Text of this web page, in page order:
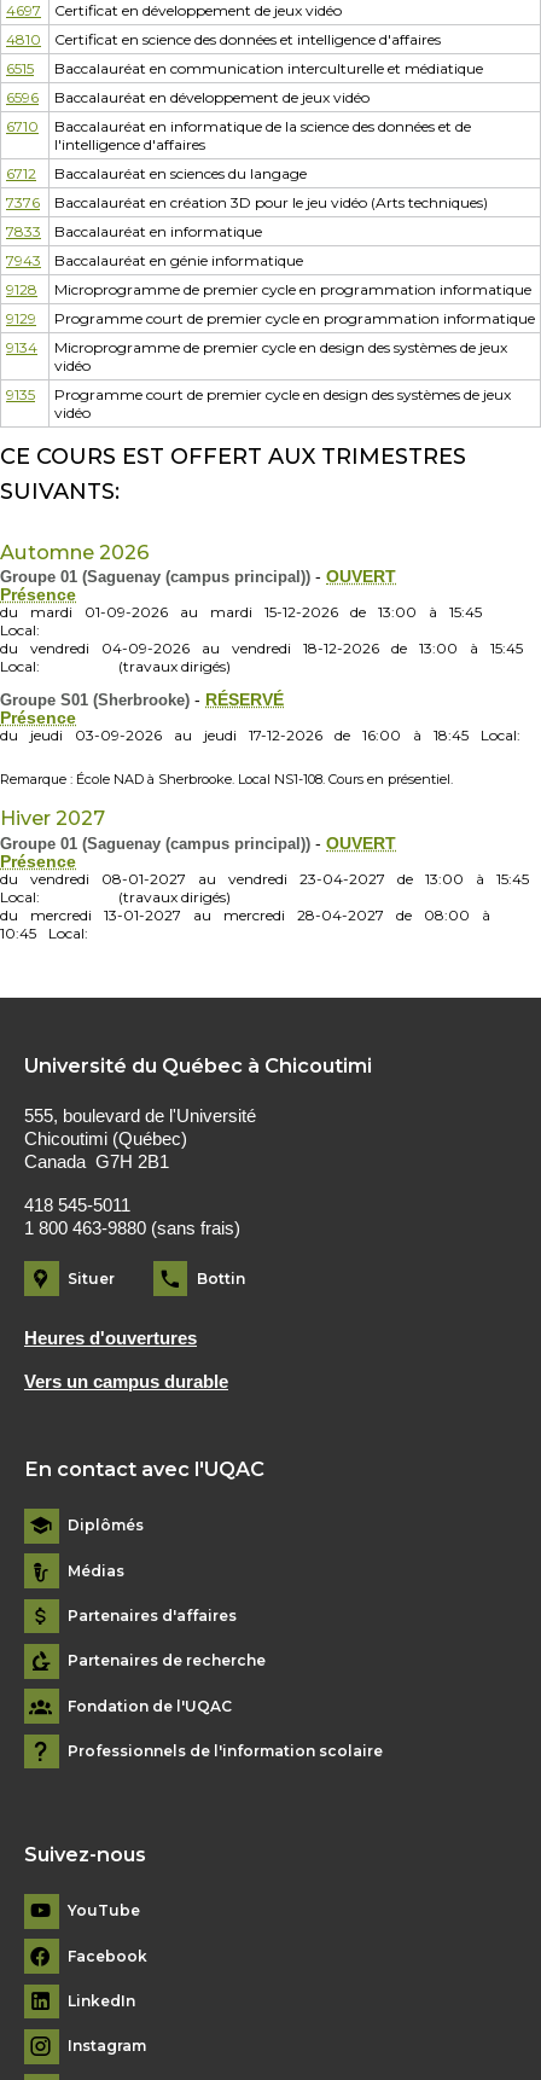
4697
Certificat en développement de jeux vidéo
4810
Certificat en science des données et intelligence d'affaires
6515
Baccalauréat en communication interculturelle et médiatique
6596
Baccalauréat en développement de jeux vidéo
6710
Baccalauréat en informatique de la science des données et de
l'intelligence d'affaires
6712
Baccalauréat en sciences du langage
7376
Baccalauréat en création 3D pour le jeu vidéo (Arts techniques)
7833
Baccalauréat en informatique
7943
Baccalauréat en génie informatique
9128
Microprogramme de premier cycle en programmation informatique
9129
Programme court de premier cycle en programmation informatique
9134
Microprogramme de premier cycle en design des systèmes de jeux
vidéo
9135
Programme court de premier cycle en design des systèmes de jeux
vidéo
CE COURS EST OFFERT AUX TRIMESTRES
SUIVANTS:
Automne 2026
Groupe 01 (Saguenay (campus principal)) - OUVERT
Présence
du
mardi 01-09-2026 au mardi 15-12-2026 de 13:00 à
15:45
Local:
du
vendredi 04-09-2026 au vendredi 18-12-2026 de 13:00 à
15:45
Local:
(travaux dirigés)
Groupe S01 (Sherbrooke) - RÉSERVÉ
Présence
du
jeudi 03-09-2026 au jeudi 17-12-2026 de 16:00 à 18:45 Local:
Remarque : École NAD à Sherbrooke. Local NS1-108. Cours en présentiel.
Hiver 2027
Groupe 01 (Saguenay (campus principal)) - OUVERT
Présence
du
vendredi 08-01-2027 au vendredi 23-04-2027 de 13:00 à
15:45
Local:
(travaux dirigés)
du
mercredi 13-01-2027 au mercredi 28-04-2027 de 08:00
à
10:45
Local:
Université du Québec à Chicoutimi
555, boulevard de l'Université
Chicoutimi (Québec)
Canada G7H 2B1
418 545-5011
1 800 463-9880 (sans frais)
Situer Bottin
Heures d'ouvertures
Vers un campus durable
En contact avec l'UQAC
Diplômés
Médias
Partenaires d'affaires
Partenaires de recherche
Fondation de l'UQAC
Professionnels de l'information scolaire
Suivez-nous
YouTube
Facebook
LinkedIn
Instagram